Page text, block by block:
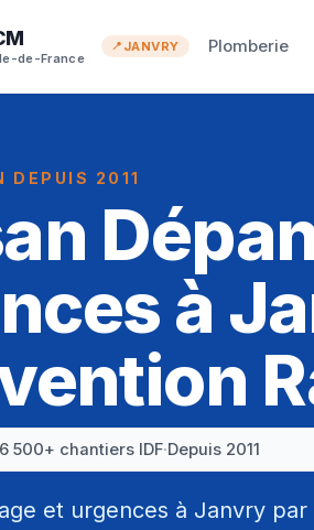
de-France
JANVRY Plomberie
2011
à
6 500+ chantiers IDF·Depuis 2011
et urgences à Janvry